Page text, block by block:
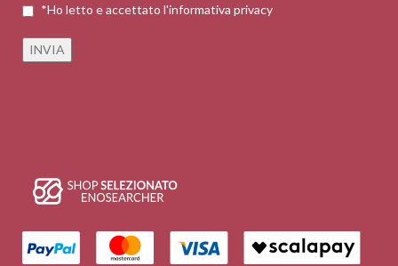
*Ho letto e accettato l'informativa privacy